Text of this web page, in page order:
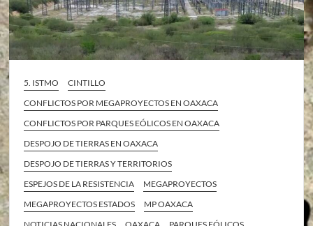
5. ISTMO
CINTILLO
CONFLICTOS POR MEGAPROYECTOS EN OAXACA
CONFLICTOS POR PARQUES EÓLICOS EN OAXACA
DESPOJO DE TIERRAS EN OAXACA
DESPOJO DE TIERRAS Y TERRITORIOS
ESPEJOS DE LA RESISTENCIA
MEGAPROYECTOS
MEGAPROYECTOS ESTADOS
MP OAXACA